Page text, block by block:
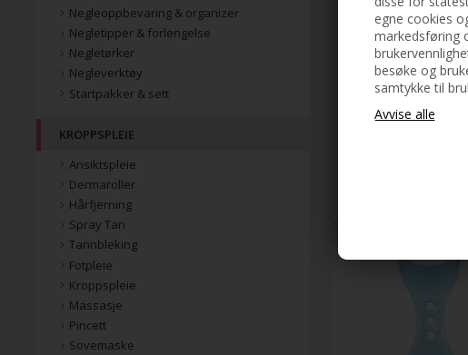
egne cookies
markedsføring
besøke og
samtykke til
Ansiktssmykker med
kromatisk regnbue
Negleoppbevaring & organizer
Negletipper & forlengelse
Negletørker
Negleverktøy
Startpakker & sett
KROPPSPLEIE
Ansiktspleie
Dermaroller
Hårfjerning
Spray Tan
Tannbleking
Fotpleie
Kroppspleie
Massasje
Pincett
Sovemaske